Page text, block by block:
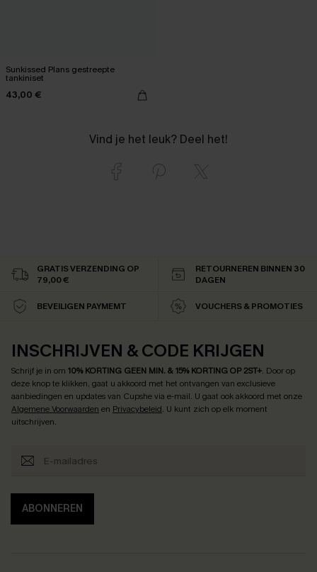
Sunkissed Plans gestreepte
tankiniset
43,00 €
Vind je het leuk? Deel het!
GRATIS VERZENDING OP
79,00 €
RETOURNEREN BINNEN 30
DAGEN
BEVEILIGEN PAYMEMT VOUCHERS & PROMOTIES
INSCHRIJVEN & CODE KRIJGEN
Schrijf je in om 10% KORTING GEEN MIN. & 15% KORTING OP 2ST+. Door op
deze knop te klikken, gaat u akkoord met het ontvangen van exclusieve
aanbiedingen en updates van Cupshe via e-mail. U gaat ook akkoord met onze
Algemene Voorwaarden en Privacybeleid. U kunt zich op elk moment
uitschrijven.
ABONNEREN